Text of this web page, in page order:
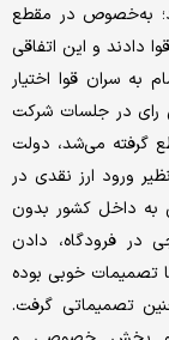
به‌خصوص در مقطع
دادند و این اتفاقی
امام به سران قوا اختیار
رای در جلسات شرکت
گرفته می‌شد، دولت
ورود ارز نقدی در
به داخل کشور بدون
در فرودگاه، دادن
و نظایر اینها تصمیمات خوبی بوده
تصمیماتی گرفت.